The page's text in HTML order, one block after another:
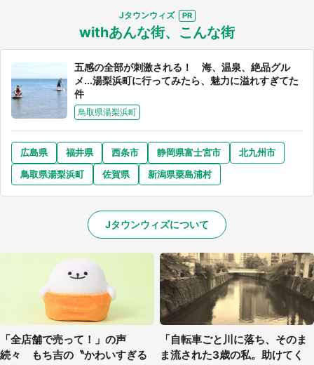
Jタウンウィズ
withあんな街、こんな街
五感の全部が刺激される！ 海、温泉、絶品グル
メ...湯梨浜町に行ってみたら、魅力に溢れすぎてた
件
鳥取県湯梨浜町
広島県 福井県 西条市 静岡県富士宮市
北九州市
鳥取県湯梨浜町
佐賀県 新潟県粟島浦村
Jタウンウィズについて
「全店舗で売って！」の声
続々 もち吉の〝かわいすぎる
「自転車ごと川に落ち、そのま
ま流された3歳の私。助けてく